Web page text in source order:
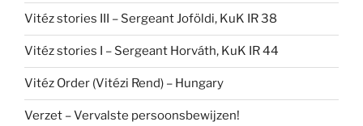
Vitéz stories III – Sergeant Joföldi, KuK IR 38
Vitéz stories I – Sergeant Horváth, KuK IR 44
Vitéz Order (Vitézi Rend) – Hungary
Verzet – Vervalste persoonsbewijzen!